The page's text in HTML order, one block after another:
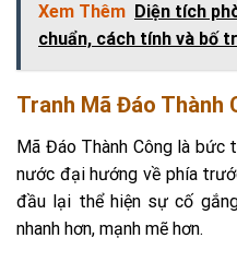
Xem Thêm Diện tích
chuẩn, cách tính và bố
Tranh Mã Đáo Thành
Mã Đáo Thành Công là bức
nước đại hướng về phía
đầu lại thể hiện sự cố
nhanh hơn, mạnh mẽ hơn.